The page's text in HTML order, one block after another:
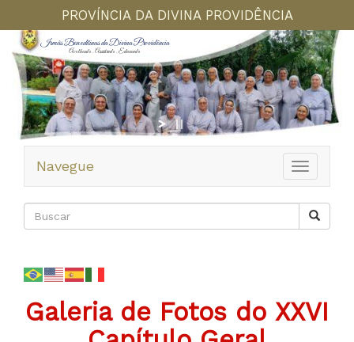
PROVÍNCIA DA DIVINA PROVIDÊNCIA
Irmãs Beneditinas da Divina Providência
Acolhendo . Assistindo . Educando
Toggle
navigation
Navegue
Galeria de Fotos do XXVI